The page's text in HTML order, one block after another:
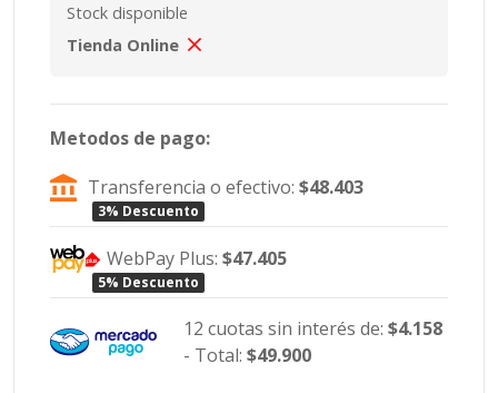
Stock disponible
Tienda Online
Metodos de pago:
Transferencia o efectivo:$48.403
3% Descuento
WebPay Plus:$47.405
5% Descuento
12 cuotas sin interés de: $4.158
- Total: $49.900